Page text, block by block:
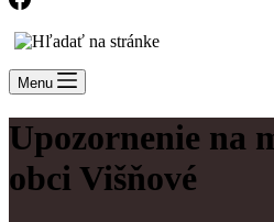
Menu
Upozornenie na
obci Višňové